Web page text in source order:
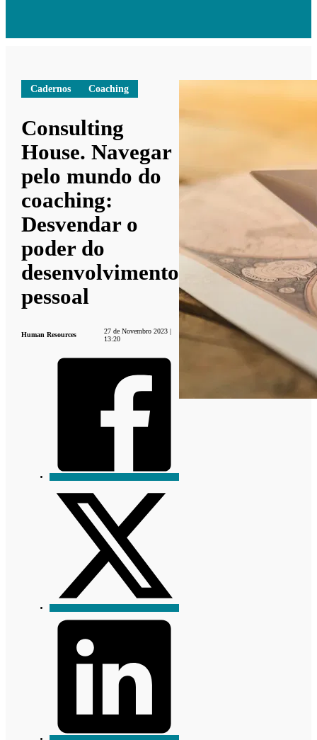
Cadernos Coaching
Consulting
House. Navegar
pelo mundo do
coaching:
Desvendar o
poder do
desenvolvimento
pessoal
Human Resources
27 de Novembro 2023 |
13:20